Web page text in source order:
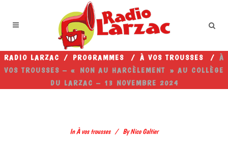
RADIO LARZAC / PROGRAMMES / À VOS TROUSSES / À
VOS TROUSSES – « NON AU HARCÈLEMENT » AU COLLÈGE
DU LARZAC – 13 NOVEMBRE 2024
InÀ vos trousses By Nico Galtier